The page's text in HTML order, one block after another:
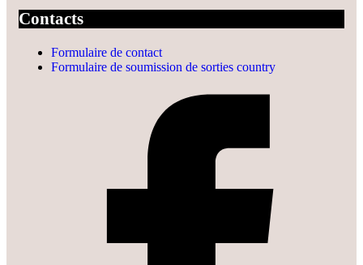
Contacts
Formulaire de contact
Formulaire de soumission de sorties country